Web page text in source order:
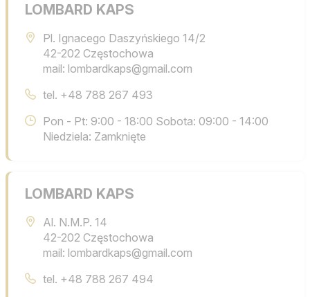
LOMBARD KAPS
Pl. Ignacego Daszyńskiego 14/2
42-202 Częstochowa
mail: lombardkaps@gmail.com
tel. +48 788 267 493
Pon - Pt: 9:00 - 18:00 Sobota: 09:00 - 14:00
Niedziela: Zamknięte
LOMBARD KAPS
Al. N.M.P. 14
42-202 Częstochowa
mail: lombardkaps@gmail.com
tel. +48 788 267 494